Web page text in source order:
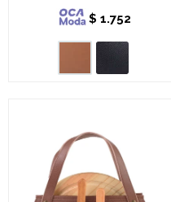
$ 1.752